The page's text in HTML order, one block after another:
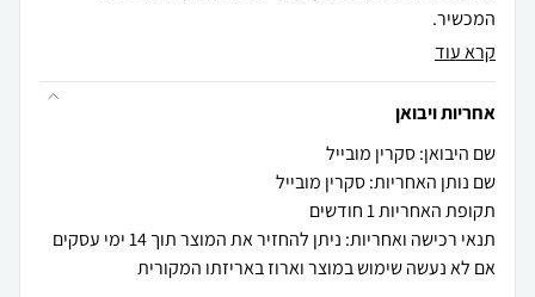
המכשיר.
קרא עוד
אחריות ויבואן
שם היבואן: סקרין מובייל
שם נותן האחריות: סקרין מובייל
תקופת האחריות 1 חודשים
תנאי רכישה ואחריות: ניתן להחזיר את המוצר תוך 14 ימי עסקים
אם לא נעשה שימוש במוצר וארוז באריזתו המקורית